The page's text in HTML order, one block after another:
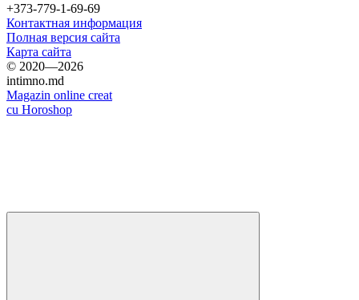
+373-779-1-69-69
Контактная информация
Полная версия сайта
Карта сайта
© 2020—2026
intimno.md
Magazin online creat
cu Horoshop